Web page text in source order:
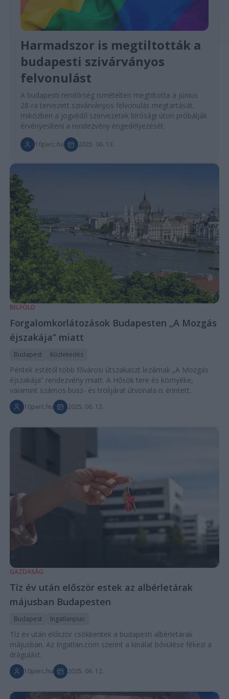
Harmadszor is megtiltották a
budapesti szivárványos
felvonulást
A budapesti rendőrség ismételten megtiltotta a június
28-ra tervezett szivárványos felvonulás megtartását,
miközben a jogvédő szervezetek bírósági úton próbálják
érvényesíteni a rendezvény engedélyezését.
10perc.hu 2025. 06. 13.
BELFÖLD
Forgalomkorlátozások Budapesten „A Mozgás
éjszakája” miatt
Budapest Közlekedés
Péntek estétől több fővárosi útszakaszt lezárnak „A Mozgás
éjszakája” rendezvény miatt. A Hősök tere és környéke,
valamint számos busz- és trolijárat útvonala is érintett.
10perc.hu 2025. 06. 13.
GAZDASÁG
Tíz év után először estek az albérletárak
májusban Budapesten
Budapest Ingatlanpiac
Tíz év után először csökkentek a budapesti albérletárak
májusban. Az Ingatlan.com szerint a kínálat bővülése fékezi a
drágulást.
10perc.hu 2025. 06. 12.